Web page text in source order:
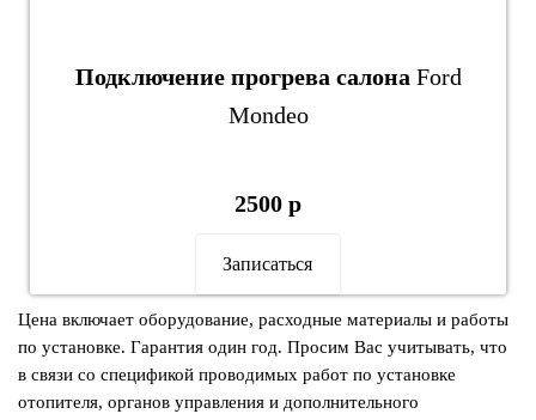
Подключение прогрева салона Ford
Mondeo
2500 р
Записаться
Цена включает оборудование, расходные материалы и работы
по установке. Гарантия один год. Просим Вас учитывать, что
в связи со спецификой проводимых работ по установке
отопителя, органов управления и дополнительного